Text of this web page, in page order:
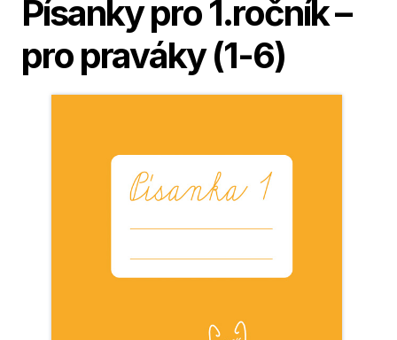
Písanky pro 1.ročník –
pro praváky (1-6)